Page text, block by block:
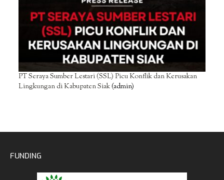
PT Seraya Sumber Lestari (SSL) Picu Konflik dan Kerusakan
Lingkungan di Kabupaten Siak(admin)
FUNDING